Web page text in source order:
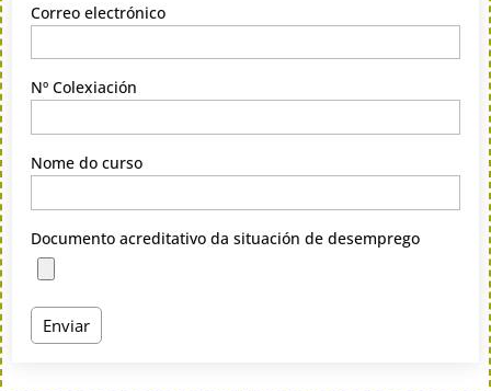
Correo electrónico
Nº Colexiación
Nome do curso
Documento acreditativo da situación de desemprego